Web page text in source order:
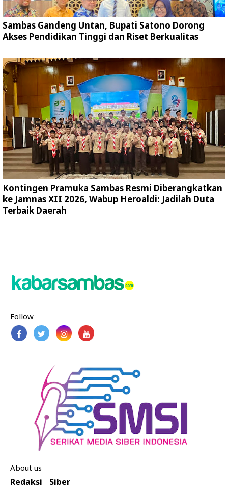
Sambas Gandeng Untan, Bupati Satono Dorong
Akses Pendidikan Tinggi dan Riset Berkualitas
Kontingen Pramuka Sambas Resmi Diberangkatkan
ke Jamnas XII 2026, Wabup Heroaldi: Jadilah Duta
Terbaik Daerah
Follow
About us
Redaksi Siber